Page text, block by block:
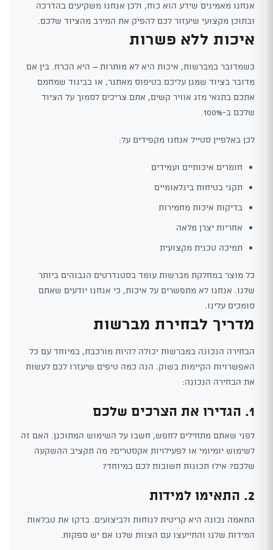
אנחנו מאמינים שידע הוא כוח, ולכן אנחנו משקיעים בהדרכה
ובתוכן מקצועי שיעזור לכם להפיק את המירב מהציוד שלכם.
איכות ללא פשרות
כשמדובר במברשות, איכות היא לא מותרות – היא הכרח. בין אם
מדובר בציוד שמגן עליכם בטיפוס מאתגר, או בביגוד שמחמם
אתכם בתנאי מזג אוויר קשים, אתם צריכים לסמוך על הציוד
שלכם ב-100%.
לכן באלפיין סטייל אנחנו מקפידים על:
חומרים איכותיים ועמידים
תקני בטיחות בינלאומיים
בדיקות איכות מחמירות
אחריות יצרן מלאה
תמיכה טכנית מקצועית
כל מוצר במחלקת מברשות עומד בסטנדרטים הגבוהים ביותר
שלנו. אנחנו לא מתפשרים על איכות, כי אנחנו יודעים שאתם
סומכים עלינו.
מדריך לבחירת מברשות
הבחירה הנכונה במברשות יכולה להיות מורכבת, במיוחד עם כל
האפשרויות הקיימות בשוק. הנה כמה טיפים שיעזרו לכם לעשות
את הבחירה הנכונה:
1. הגדירו את הצרכים שלכם
לפני שאתם מתחילים לחפש, חשבו על השימוש המתוכנן. האם זה
לשימוש יומיומי או לפעילויות אקסטרים? מה תקציב ההשקעה
שלכם? אילו תכונות חשובות לכם במיוחד?
2. התאימו למידות
התאמה נכונה היא קריטית לנוחות ולביצועים. בדקו את טבלאות
המידות שלנו והתייעצו עם הצוות שלנו אם יש ספקות.